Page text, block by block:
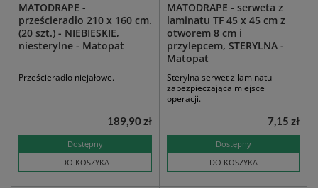
MATODRAPE -
prześcieradło 210 x 160 cm.
(20 szt.) - NIEBIESKIE,
niesterylne - Matopat
Prześcieradło niejałowe.
Dostępny
DO KOSZYKA
189,90 zł
MATODRAPE - serweta z
laminatu TF 45 x 45 cm z
otworem 8 cm i
przylepcem, STERYLNA -
Matopat
Sterylna serwet z laminatu
zabezpieczająca miejsce
operacji.
Dostępny
DO KOSZYKA
7,15 zł